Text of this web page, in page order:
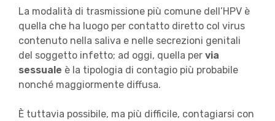
La modalità di trasmissione più comune dell’HPV è
quella che ha luogo per contatto diretto col virus
contenuto nella saliva e nelle secrezioni genitali
del soggetto infetto; ad oggi, quella per via
sessuale è la tipologia di contagio più probabile
nonché maggiormente diffusa.
È tuttavia possibile, ma più difficile, contagiarsi con